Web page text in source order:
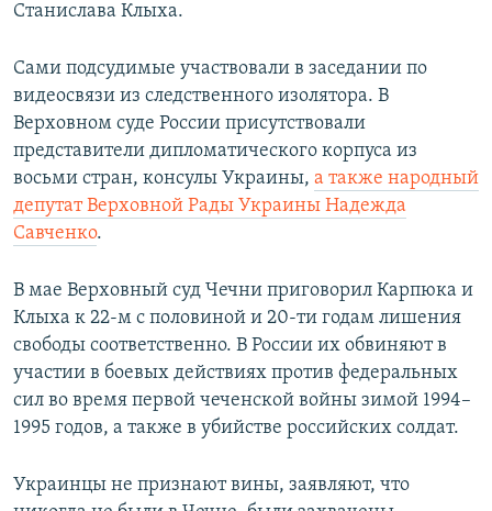
Станислава Клыха.
Сами подсудимые участвовали в заседании по
видеосвязи из следственного изолятора. В
Верховном суде России присутствовали
представители дипломатического корпуса из
восьми стран, консулы Украины, а также народный
депутат Верховной Рады Украины Надежда
Савченко.
В мае Верховный суд Чечни приговорил Карпюка и
Клыха к 22-м с половиной и 20-ти годам лишения
свободы соответственно. В России их обвиняют в
участии в боевых действиях против федеральных
сил во время первой чеченской войны зимой 1994–
1995 годов, а также в убийстве российских солдат.
Украинцы не признают вины, заявляют, что